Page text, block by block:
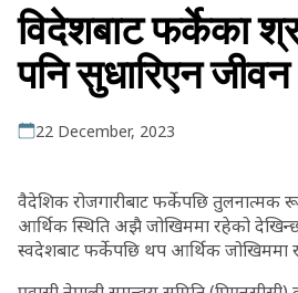
विदेशबाट फर्केका
पनि सुधारिएन जीवन
22 December, 2023
वैदेशिक रोजगारीबाट फर्केपछि तुलनात्मक
आर्थिक स्थिति अझै जोखिममा रहेको
स्वदेशबाट फर्केपछि थप आर्थिक जोखिममा